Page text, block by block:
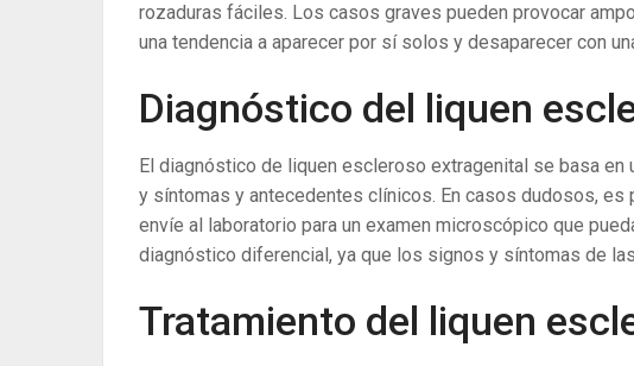
rozaduras fáciles. Los casos graves pueden provocar
una tendencia a aparecer por sí solos y desaparecer con
Diagnóstico del liquen
El diagnóstico de liquen escleroso extragenital se basa
y síntomas y antecedentes clínicos. En casos dudosos,
envíe al laboratorio para un examen microscópico que
diagnóstico diferencial, ya que los signos y síntomas de
Tratamiento del liquen